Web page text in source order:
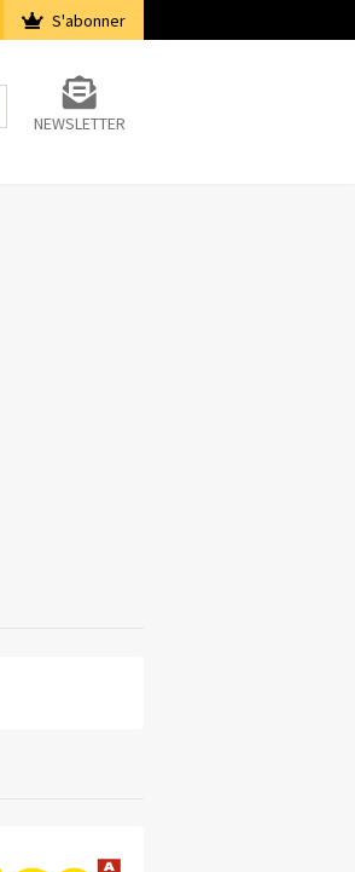
S'abonner
NEWSLETTER